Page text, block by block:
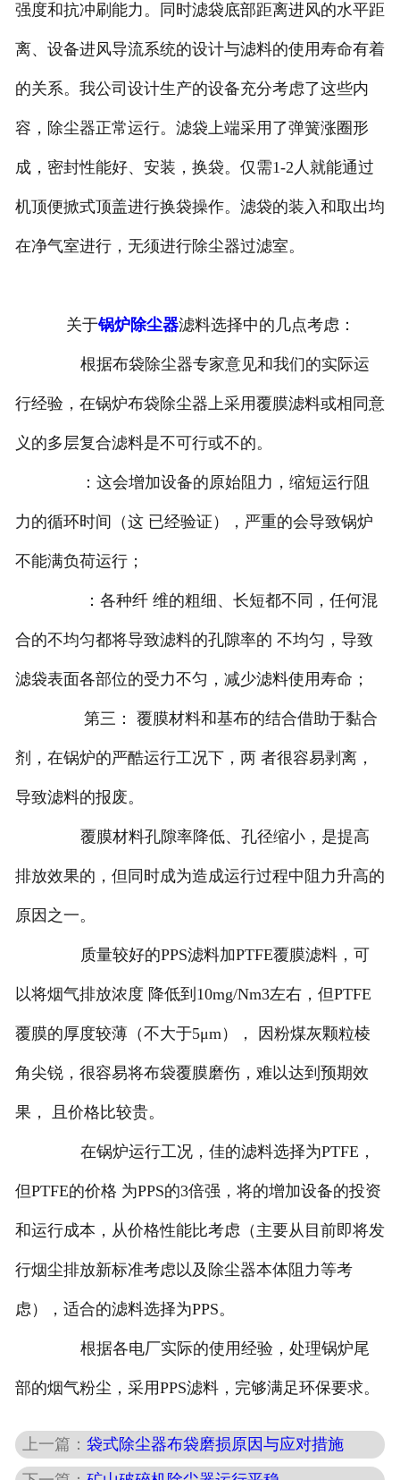
强度和抗冲刷能力。同时滤袋底部距离进风的水平距
离、设备进风导流系统的设计与滤料的使用寿命有着
的关系。我公司设计生产的设备充分考虑了这些内
容，除尘器正常运行。滤袋上端采用了弹簧涨圈形
成，密封性能好、安装，换袋。仅需1-2人就能通过
机顶便掀式顶盖进行换袋操作。滤袋的装入和取出均
在净气室进行，无须进行除尘器过滤室。
关于锅炉除尘器滤料选择中的几点考虑：
根据布袋除尘器专家意见和我们的实际运
行经验，在锅炉布袋除尘器上采用覆膜滤料或相同意
义的多层复合滤料是不可行或不的。
：这会增加设备的原始阻力，缩短运行阻
力的循环时间（这 已经验证），严重的会导致锅炉
不能满负荷运行；
：各种纤 维的粗细、长短都不同，任何混
合的不均匀都将导致滤料的孔隙率的 不均匀，导致
滤袋表面各部位的受力不匀，减少滤料使用寿命；
第三： 覆膜材料和基布的结合借助于黏合
剂，在锅炉的严酷运行工况下，两 者很容易剥离，
导致滤料的报废。
覆膜材料孔隙率降低、孔径缩小，是提高
排放效果的，但同时成为造成运行过程中阻力升高的
原因之一。
质量较好的PPS滤料加PTFE覆膜滤料，可
以将烟气排放浓度 降低到10mg/Nm3左右，但PTFE
覆膜的厚度较薄（不大于5μm）， 因粉煤灰颗粒棱
角尖锐，很容易将布袋覆膜磨伤，难以达到预期效
果， 且价格比较贵。
在锅炉运行工况，佳的滤料选择为PTFE，
但PTFE的价格 为PPS的3倍强，将的增加设备的投资
和运行成本，从价格性能比考虑（主要从目前即将发
行烟尘排放新标准考虑以及除尘器本体阻力等考
虑），适合的滤料选择为PPS。
根据各电厂实际的使用经验，处理锅炉尾
部的烟气粉尘，采用PPS滤料，完够满足环保要求。
上一篇：袋式除尘器布袋磨损原因与应对措施